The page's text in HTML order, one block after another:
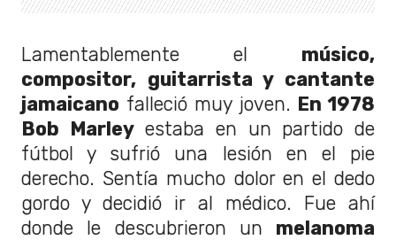
Lamentablemente el músico,
compositor, guitarrista y cantante
jamaicano falleció muy joven. En 1978
Bob Marleyestaba en un partido de
fútbol y sufrió una lesión en el pie
derecho. Sentía mucho dolor en el dedo
gordo y decidió ir al médico. Fue ahí
donde le descubrieron un melanoma